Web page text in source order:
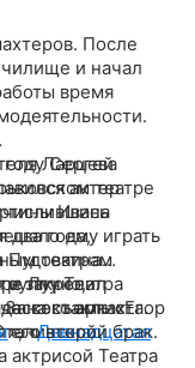
После
и начал
время
Сергей
театре
ему играть
театрам
Театра
сектакль «Егор
Ларцева
актер
Ивана
два года,
Пудовкина
и закрепил
артиста.
», «Двенадцатая
Лучко,
на съемках
его второй брак.
актрисой Театра